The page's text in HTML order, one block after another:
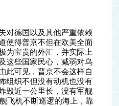
对德国以及其他严重依赖
使得普京不但在欧美全面
为宝贵的外汇，并实际上
这些国家民心，减弱对乌
此可见，普京不会这样自
组织不但没有动机也没有
毁近一公里长，没有军舰
飞机不断巡逻的海上，靠